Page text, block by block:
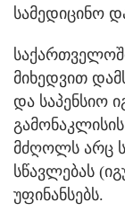
სამედიცინო
მიხედვით
და საპენსიო
მძღოლს არც
სწავლებას
უფინანსებს.